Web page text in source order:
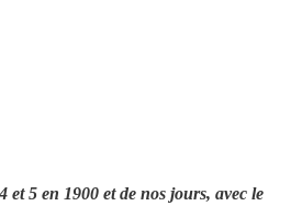
et 5 en 1900 et de nos jours, avec le